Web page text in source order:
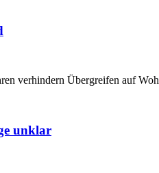
verhindern Übergreifen auf
unklar